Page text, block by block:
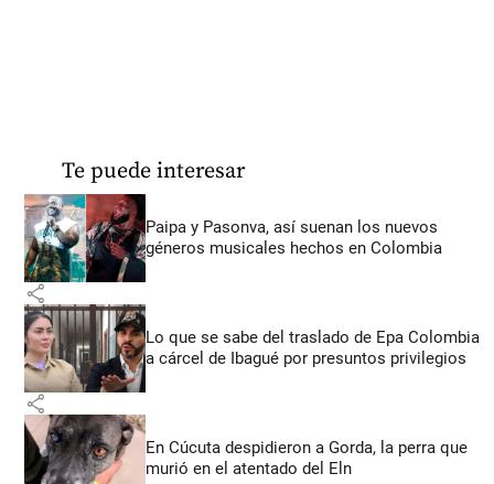
Te puede interesar
Paipa y Pasonva, así suenan los nuevos
géneros musicales hechos en Colombia
share
Lo que se sabe del traslado de Epa Colombia
a cárcel de Ibagué por presuntos privilegios
share
En Cúcuta despidieron a Gorda, la perra que
murió en el atentado del Eln